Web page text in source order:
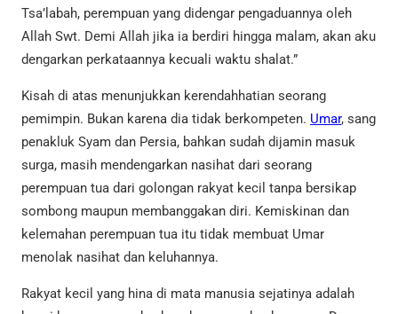
Tsa’labah, perempuan yang didengar pengaduannya oleh
Allah Swt. Demi Allah jika ia berdiri hingga malam, akan aku
dengarkan perkataannya kecuali waktu shalat.”
Kisah di atas menunjukkan kerendahhatian seorang
pemimpin. Bukan karena dia tidak berkompeten. Umar, sang
penakluk Syam dan Persia, bahkan sudah dijamin masuk
surga, masih mendengarkan nasihat dari seorang
perempuan tua dari golongan rakyat kecil tanpa bersikap
sombong maupun membanggakan diri. Kemiskinan dan
kelemahan perempuan tua itu tidak membuat Umar
menolak nasihat dan keluhannya.
Rakyat kecil yang hina di mata manusia sejatinya adalah